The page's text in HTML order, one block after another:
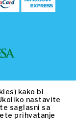
entities. All Rights
kako bi
nastavite
saglasni sa
prihvatanje